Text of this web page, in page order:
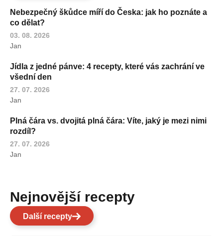
Nebezpečný škůdce míří do Česka: jak ho poznáte a
co dělat?
03. 08. 2026
Jan
Jídla z jedné pánve: 4 recepty, které vás zachrání ve
všední den
27. 07. 2026
Jan
Plná čára vs. dvojitá plná čára: Víte, jaký je mezi nimi
rozdíl?
27. 07. 2026
Jan
Nejnovější recepty
Další recepty